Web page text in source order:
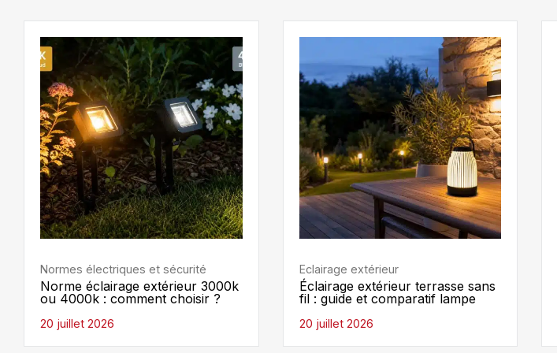
Normes électriques et sécurité
Norme éclairage extérieur 3000k
ou 4000k : comment choisir ?
20 juillet 2026
Eclairage extérieur
Éclairage extérieur terrasse sans
fil : guide et comparatif lampe
20 juillet 2026